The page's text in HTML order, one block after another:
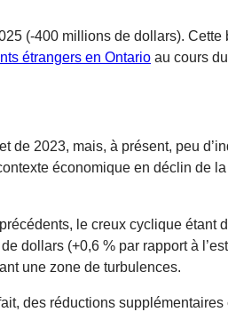
(-400 millions de dollars). Cette
étrangers en Ontario au cours
de 2023, mais, à présent, peu
économique en déclin de
le creux cyclique étant
dollars (+0,6 % par rapport à
une zone de turbulences.
des réductions